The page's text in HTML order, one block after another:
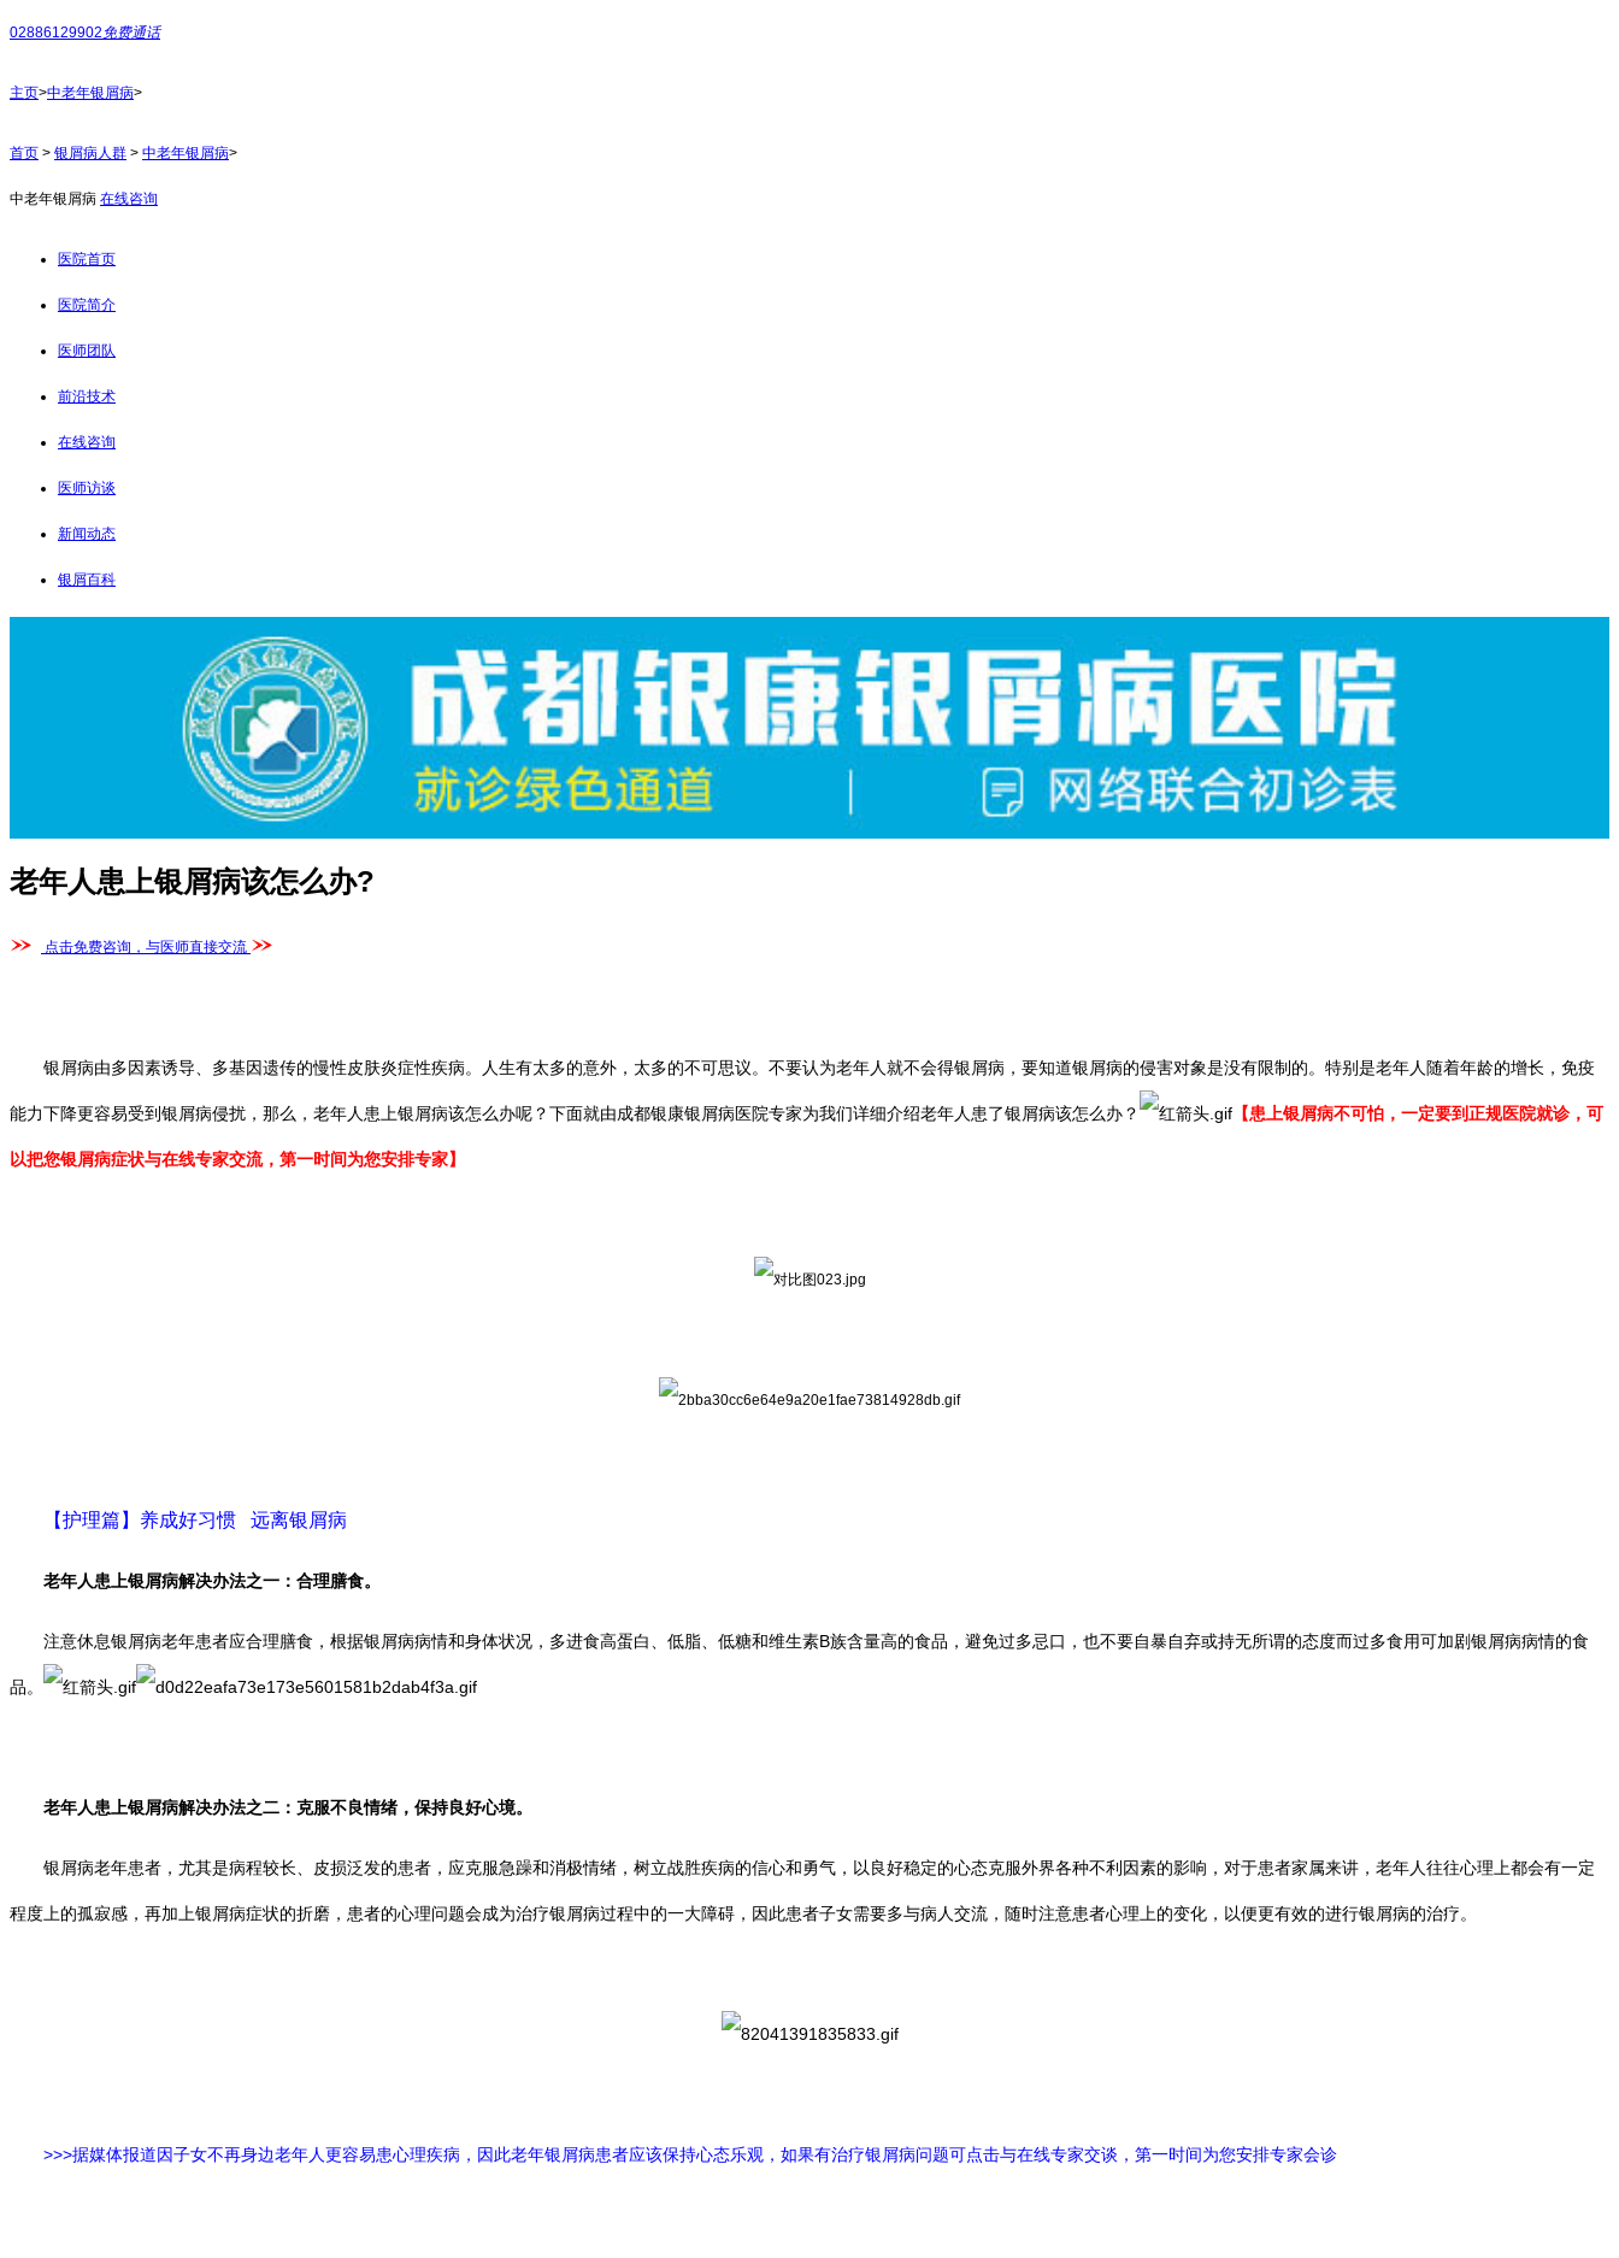
02886129902 免费通话
主页>中老年银屑病>
首页 > 银屑病人群 > 中老年银屑病>
中老年银屑病 在线咨询
医院首页
医院简介
医师团队
前沿技术
在线咨询
医师访谈
新闻动态
银屑百科
老年人患上银屑病该怎么办?
点击免费咨询，与医师直接交流
银屑病由多因素诱导、多基因遗传的慢性皮肤炎症性疾病。人生有太多的意外，太多的不可思议。不要认为老年人就不会得银屑病，要知道银屑病的侵害对象是没有限制的。特别是老年人随着年龄的增长，免疫
能力下降更容易受到银屑病侵扰，那么，老年人患上银屑病该怎么办呢？下面就由成都银康银屑病医院专家为我们详细介绍老年人患了银屑病该怎么办？ 【患上银屑病不可怕，一定要到正规医院就诊，可
以把您银屑病症状与在线专家交流，第一时间为您安排专家】
【护理篇】养成好习惯 远离银屑病
老年人患上银屑病解决办法之一：合理膳食。
注意休息银屑病老年患者应合理膳食，根据银屑病病情和身体状况，多进食高蛋白、低脂、低糖和维生素B族含量高的食品，避免过多忌口，也不要自暴自弃或持无所谓的态度而过多食用可加剧银屑病病情的食
品。
老年人患上银屑病解决办法之二：克服不良情绪，保持良好心境。
银屑病老年患者，尤其是病程较长、皮损泛发的患者，应克服急躁和消极情绪，树立战胜疾病的信心和勇气，以良好稳定的心态克服外界各种不利因素的影响，对于患者家属来讲，老年人往往心理上都会有一定
程度上的孤寂感，再加上银屑病症状的折磨，患者的心理问题会成为治疗银屑病过程中的一大障碍，因此患者子女需要多与病人交流，随时注意患者心理上的变化，以便更有效的进行银屑病的治疗。
>>>据媒体报道因子女不再身边老年人更容易患心理疾病，因此老年银屑病患者应该保持心态乐观，如果有治疗银屑病问题可点击与在线专家交谈，第一时间为您安排专家会诊